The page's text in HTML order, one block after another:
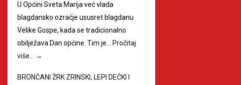
U Općini Sveta Marija već vlada
blagdansko ozračje ususret blagdanu
Velike Gospe, kada se tradicionalno
obilježava Dan općine. Tim je…
Pročitaj
više…
→
BRONČANI ŽRK ZRINSKI, LEPI DEČKI I